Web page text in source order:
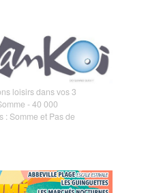
loisirs dans vos 3
- 40 000
: Somme et Pas de